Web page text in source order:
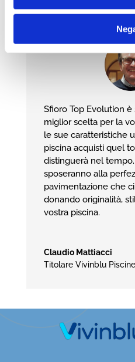
Sfioro Top Evolution
miglior scelta per la
le sue caratteristiche
piscina acquisti quel
distinguerà nel
sposeranno alla
pavimentazione che
donando originalità,
vostra piscina.
Claudio Mattiacci
Titolare Vivinblu Piscine